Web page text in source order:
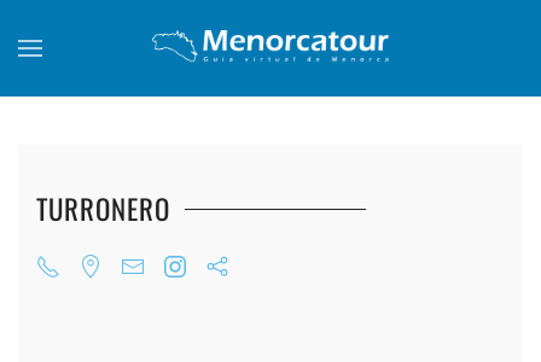
Skip to main content
TURRONERO